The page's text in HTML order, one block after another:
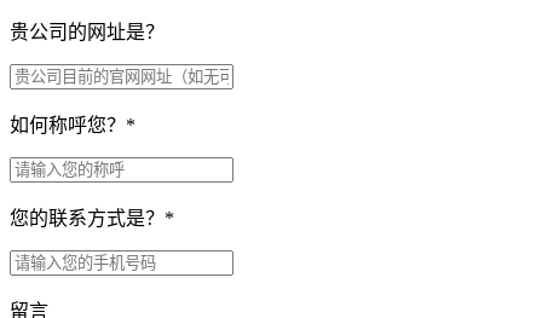
贵公司的网址是？
如何称呼您？ *
您的联系方式是？ *
留言